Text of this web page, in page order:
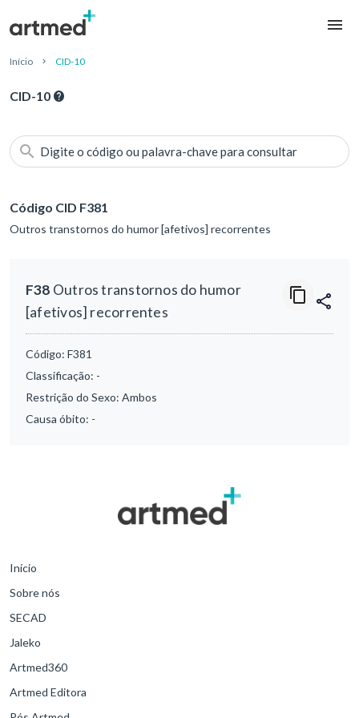
Início CID-10
CID-10
Digite o código ou palavra-chave para consultar
Código CID F381
Outros transtornos do humor [afetivos] recorrentes
F38 Outros transtornos do humor
[afetivos] recorrentes
Código: F381
Classificação: -
Restrição do Sexo: Ambos
Causa óbito: -
Início
Sobre nós
SECAD
Jaleko
Artmed360
Artmed Editora